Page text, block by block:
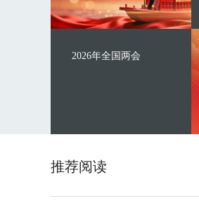
2026年全国两会
推荐阅读